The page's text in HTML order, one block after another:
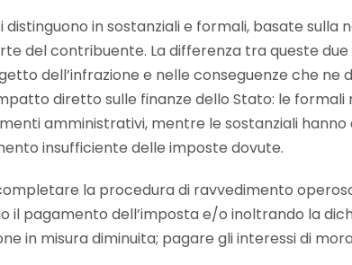
distinguono in sostanziali e formali, basate sulla
del contribuente. La differenza tra queste due
dell’infrazione e nelle conseguenze che ne
diretto sulle finanze dello Stato: le
amministrativi, mentre le sostanziali
insufficiente delle imposte dovute.
la procedura di ravvedimento
il pagamento dell’imposta e/o inoltrando la
in misura diminuita; pagare gli interessi di